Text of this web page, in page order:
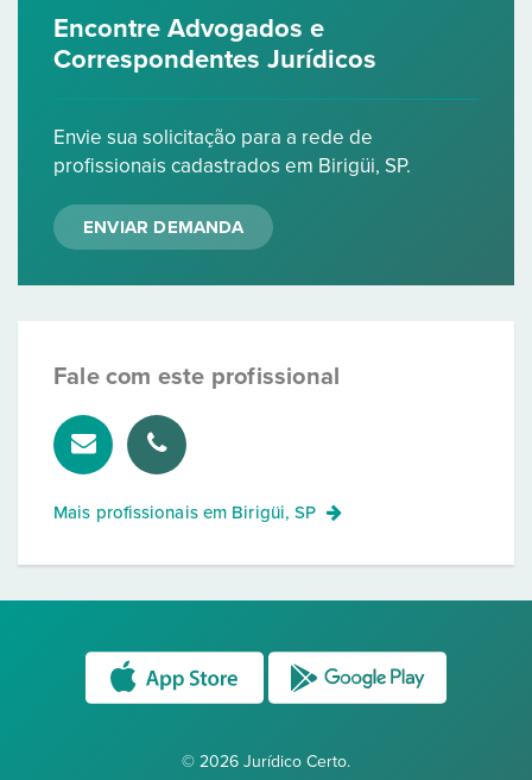
Encontre Advogados e
Correspondentes Jurídicos
Envie sua solicitação para a rede de
profissionais cadastrados em Birigüi, SP.
ENVIAR DEMANDA
Fale com este profissional
Mais profissionais em Birigüi, SP
© 2026 Jurídico Certo.